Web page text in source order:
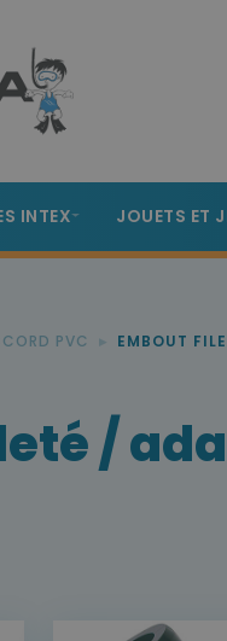
INTEX JOUETS ET
PVC EMBOUT
/